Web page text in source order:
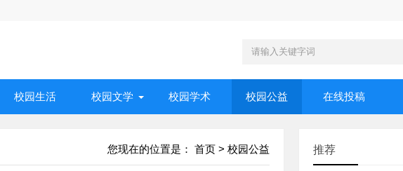
校园生活 校园文学 校园学术 校园公益 在线投稿
您现在的位置是： 首页 > 校园公益 推荐